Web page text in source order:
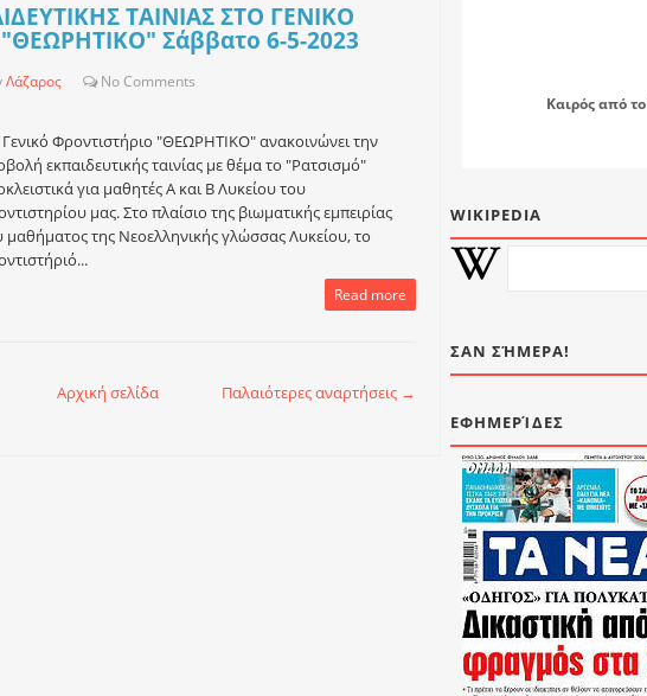
ΤΑΙΝΙΑΣ ΣΤΟ ΓΕΝΙΚΟ
Σάββατο 6-5-2023
Λάζαρος No Comments
Φροντιστήριο "ΘΕΩΡΗΤΙΚΟ" ανακοινώνει την
εκπαιδευτικής ταινίας με θέμα το "Ρατσισμό"
για μαθητές Α και Β Λυκείου του
μας. Στο πλαίσιο της βιωματικής εμπειρίας
μαθήματος της Νεοελληνικής γλώσσας Λυκείου, το
Read more
Παλαιότερες αναρτήσεις →
Αρχική σελίδα
Καιρόςαπό το
WIKIPEDIA
ΣΑΝ ΣΉΜΕΡΑ!
ΕΦΗΜΕΡΊΔΕΣ